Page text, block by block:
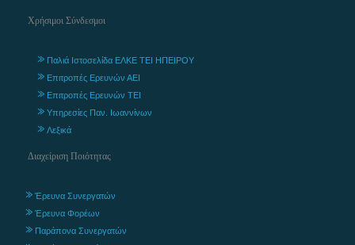
Χρήσιμοι Σύνδεσμοι
Παλιά Ιστοσελίδα ΕΛΚΕ ΤΕΙ ΗΠΕΙΡΟΥ
Επιτροπές Ερευνών ΑΕΙ
Επιτροπές Ερευνών ΤΕΙ
Υπηρεσίες Παν. Ιωαννίνων
Λεξικά
Διαχείριση Ποιότητας
Έρευνα Συνεργατών
Έρευνα Φορέων
Παράπονα Συνεργατών